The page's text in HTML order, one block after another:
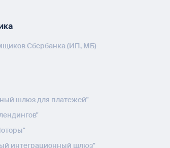
Сбербанка (ИП, МБ)
шлюз для платежей"
интеграционный шлюз"